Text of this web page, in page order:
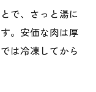
で、さっと湯に
。安価な肉は厚
は冷凍してから